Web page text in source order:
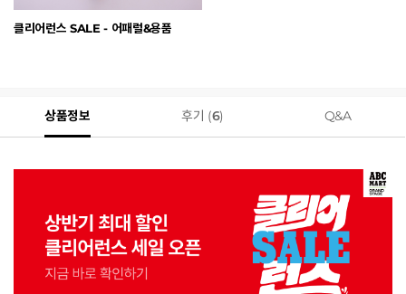
클리어런스 SALE - 어패럴&용품
상품정보 후기 (6) Q&A